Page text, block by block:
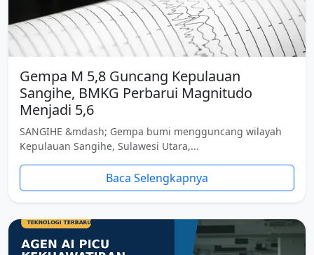
Gempa M 5,8 Guncang Kepulauan
Sangihe, BMKG Perbarui Magnitudo
Menjadi 5,6
SANGIHE &mdash; Gempa bumi mengguncang wilayah
Kepulauan Sangihe, Sulawesi Utara,...
Baca Selengkapnya